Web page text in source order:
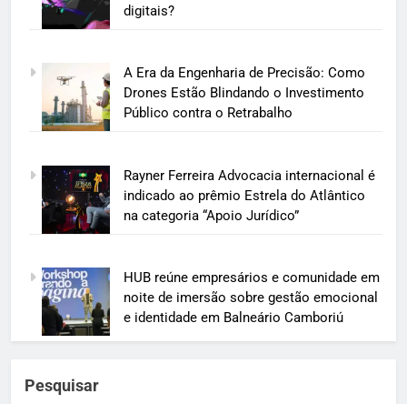
digitais?
A Era da Engenharia de Precisão: Como
Drones Estão Blindando o Investimento
Público contra o Retrabalho
Rayner Ferreira Advocacia internacional é
indicado ao prêmio Estrela do Atlântico
na categoria “Apoio Jurídico”
HUB reúne empresários e comunidade em
noite de imersão sobre gestão emocional
e identidade em Balneário Camboriú
Pesquisar